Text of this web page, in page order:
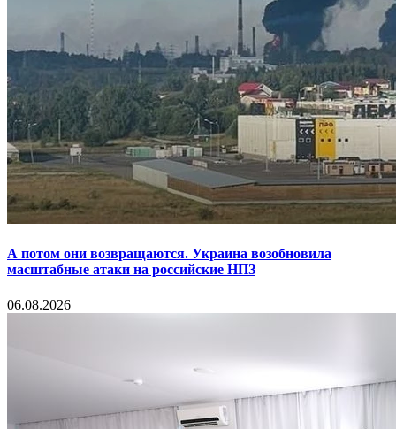
А потом они возвращаются. Украина возобновила
масштабные атаки на российские НПЗ
06.08.2026